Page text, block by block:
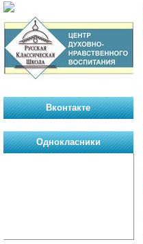
Вконтакте
Однокласники